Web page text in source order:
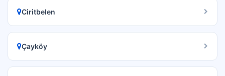
Ciritbelen
Çayköy